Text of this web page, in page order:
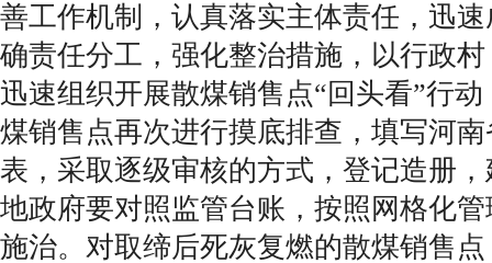
善工作机制，认真落实主体责任，迅
确责任分工，强化整治措施，以行政
迅速组织开展散煤销售点“回头看”行
煤销售点再次进行摸底排查，填写河
表，采取逐级审核的方式，登记造册
地政府要对照监管台账，按照网格化
施治。对取缔后死灰复燃的散煤销售